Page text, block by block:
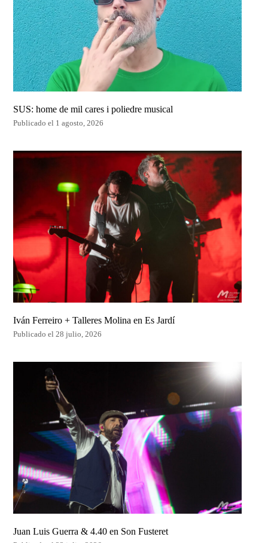
SUS: home de mil cares i poliedre musical
Publicado el 1 agosto, 2026
Iván Ferreiro + Talleres Molina en Es Jardí
Publicado el 28 julio, 2026
Juan Luis Guerra & 4.40 en Son Fusteret